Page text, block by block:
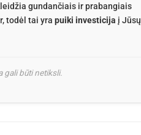
gundančiais ir prabangiais
todėl tai yra puiki investicija į Jūsų
gali būti netiksli.